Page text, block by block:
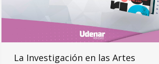
La Investigación en las Artes